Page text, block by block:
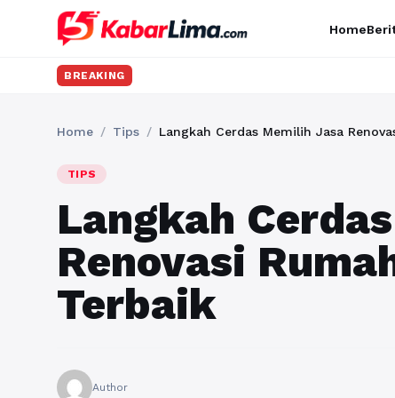
Home
BREAKING
Home / Tips / Langkah Cerdas Memilih Jasa
TIPS
Langkah
Renovasi
Terbaik
Author